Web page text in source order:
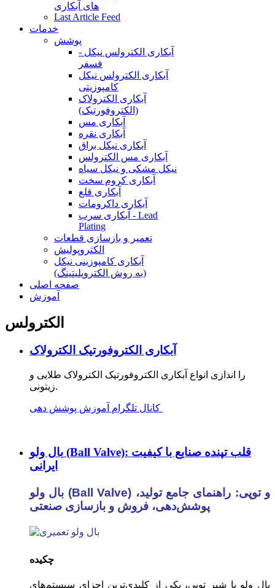
های آبکاری
Last Article Feed
خدمات
پوشش
آبکاری الکترولس نیکل -
فسفر
آبکاری الکترولس نیکل
کامپوزیتی
آبکاری الکترولاک
(الکتروفورتیک)
آبکاری مس
آبکاری نقره
آبکاری نیکل براق
آبکاری مس الکترولس
نیکل مشکی و نیکل سیاه
آبکاری کروم سخت
آبکاری قلع
آبکاری داکرومات
آبکاری سرب - Lead
Plating
تعمیر و بازسازی قطعات
الکتروپولیش
آبکاری کامپوزینی نیکل
(به روش الکتروپلیتینگ)
صفحه اصلی
آموزش
الکترولس
آبکاری الکتروفورتیک الکترولاک
را اندازی انواع آبکاری الکتروفورتیک الکترولاک طلایی و
زیتونی.
بال ولو (Ball Valve): قلب تپنده صنایع با کیفیت
ایرانی
بال ولو (Ball Valve) و توپی: راهنمای جامع تولید،
پوشش‌دهی، فروش و بازسازی صنعتی
چکیده
بال ولو یا شیر توپی، یکی از کلیدی‌ترین اجزای سیستم‌های